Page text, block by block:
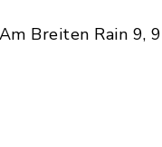
Breiten Rain 9,